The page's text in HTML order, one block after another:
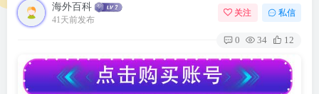
海外百科
41天前发布
关注 私信
0 34 12